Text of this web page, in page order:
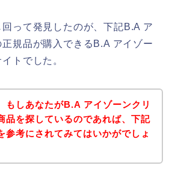
って発見したのが、下記B.A ア
規品が購入できるB.A アイゾー
トでした。
もしあなたがB.A アイゾーンクリ
品を探しているのであれば、下記
参考にされてみてはいかがでしょ